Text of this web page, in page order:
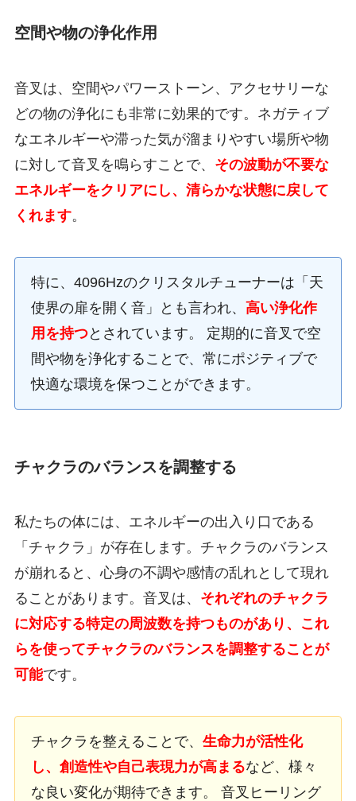
空間や物の浄化作用
音叉は、空間やパワーストーン、アクセサリーな
どの物の浄化にも非常に効果的です。ネガティブ
なエネルギーや滞った気が溜まりやすい場所や物
に対して音叉を鳴らすことで、 その波動が不要な
エネルギーをクリアにし、清らかな状態に戻して
くれます。
特に、4096Hzのクリスタルチューナーは「天
使界の扉を開く音」とも言われ、 高い浄化作
用を持つとされています。 定期的に音叉で空
間や物を浄化することで、常にポジティブで
快適な環境を保つことができます。
チャクラのバランスを調整する
私たちの体には、エネルギーの出入り口である
「チャクラ」が存在します。チャクラのバランス
が崩れると、心身の不調や感情の乱れとして現れ
ることがあります。音叉は、 それぞれのチャクラ
に対応する特定の周波数を持つものがあり、これ
らを使ってチャクラのバランスを調整することが
可能です。
チャクラを整えることで、 生命力が活性化
し、創造性や自己表現力が高まるなど、様々
な良い変化が期待できます。 音叉ヒーリング